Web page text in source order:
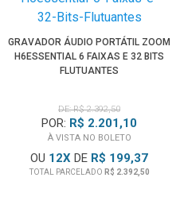
GRAVADOR ÁUDIO PORTÁTIL ZOOM
H6ESSENTIAL 6 FAIXAS E 32 BITS
FLUTUANTES
DE: R$ 2.392,50
POR: R$ 2.201,10
À VISTA NO BOLETO
OU 12X DE R$ 199,37
TOTAL PARCELADO R$ 2.392,50